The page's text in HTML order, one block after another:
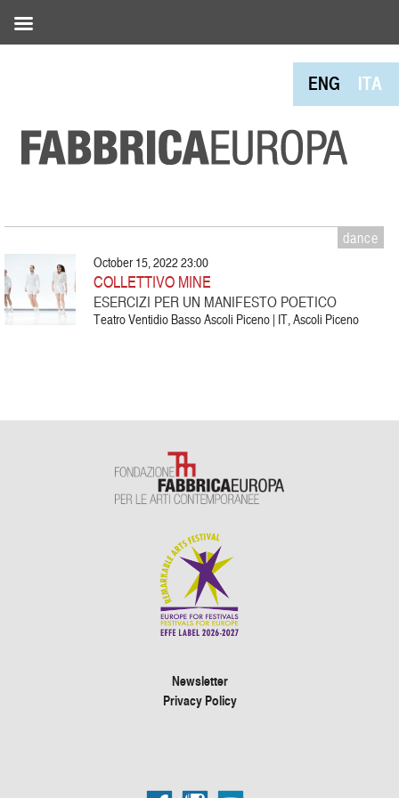
ENG ITA
dance
October 15, 2022 23:00
COLLETTIVO MINE
ESERCIZI PER UN MANIFESTO POETICO
Teatro Ventidio Basso Ascoli Piceno | IT, Ascoli Piceno
Newsletter
Privacy Policy